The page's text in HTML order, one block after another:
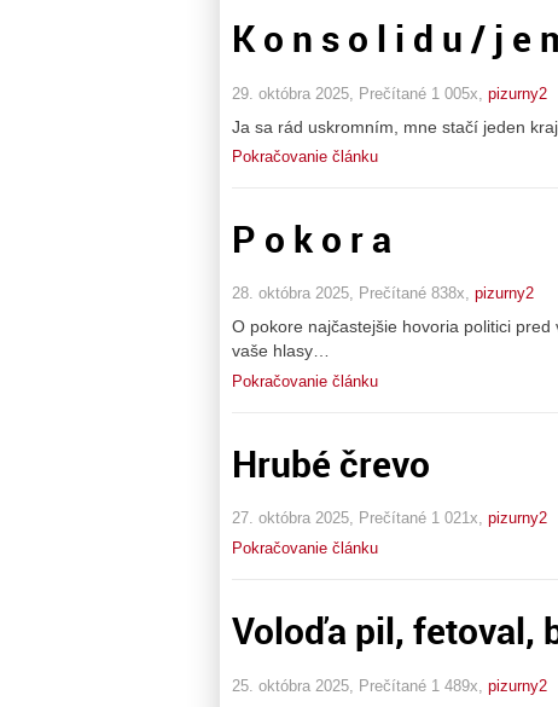
K o n s o l i d u / j e
29. októbra 2025, Prečítané 1 005x, pizurny2
Ja sa rád uskromním, mne stačí jeden
Pokračovanie článku
P o k o r a
28. októbra 2025, Prečítané 838x, pizurny2
O pokore najčastejšie hovoria politici
vaše hlasy…
Pokračovanie článku
Hrubé črevo
27. októbra 2025, Prečítané 1 021x, pizurny2
Pokračovanie článku
Voloďa pil, fetoval,
25. októbra 2025, Prečítané 1 489x, pizurny2